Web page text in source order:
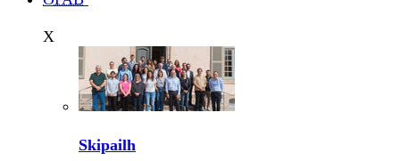
X
Skipailh